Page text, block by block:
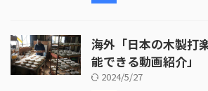
海外「日本の木製打
能できる動画紹介」
2024/5/27